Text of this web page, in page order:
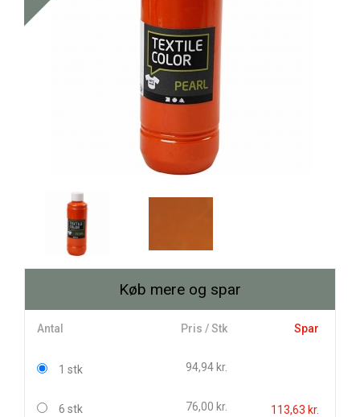
Køb mere og spar
Antal Pris / Stk Spar
1 stk 94,94 kr.
6 stk 76,00 kr. 113,63 kr.